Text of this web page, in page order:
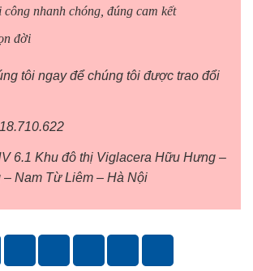
nhanh chóng, đúng cam kết
đời
tôi ngay để chúng tôi được trao đổi
6.1 Khu đô thị Viglacera Hữu Hưng –
Nam Từ Liêm – Hà Nội